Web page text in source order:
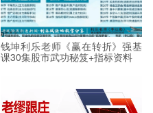
钱坤利乐老师《赢在转折》强基
课30集股市武功秘笈+指标资料